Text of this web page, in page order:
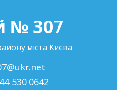
№ 307
міста Києва
530 0642